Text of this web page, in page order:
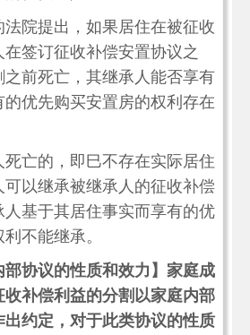
法院提出，如果居住在被征收
签订征收补偿安置协议之
之前死亡，其继承人能否享有
优先购买安置房的权利存在
亡的，即巳不存在实际居住
可以继承被继承人的征收补偿
基于其居住事实而享有的优
不能继承。
部协议的性质和效力】家庭成
收补偿利益的分割以家庭内部
约定，对于此类协议的性质